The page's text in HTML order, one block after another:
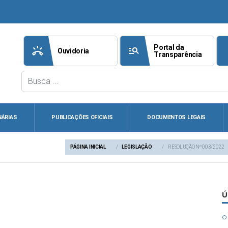
ring_volume Ouvidoria manage_search
Portal da
Transparência
PUBLICAÇÕES OFICIAIS DOCUMENTOS LEGAIS
PÁGINA INICIAL LEGISLAÇÃO RESOLUÇÃO Nº 003/2022
circle